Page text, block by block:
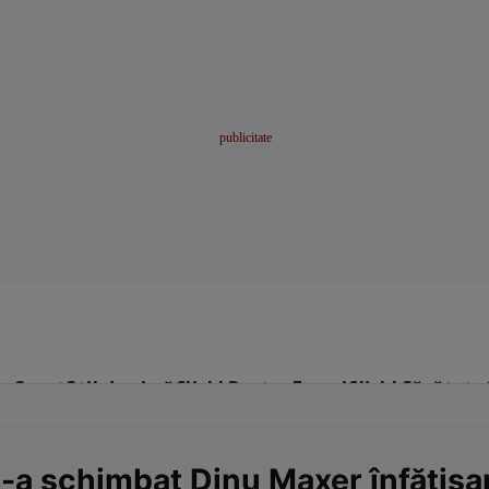
SportStil de viațăClick! Pentru FemeiClick! Sănătate
schimbat Dinu Maxer